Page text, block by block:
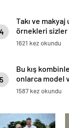
4
Takı ve
örnekleri
1621 kez okundu
5
Bu kış
onlarca model
1587 kez okundu